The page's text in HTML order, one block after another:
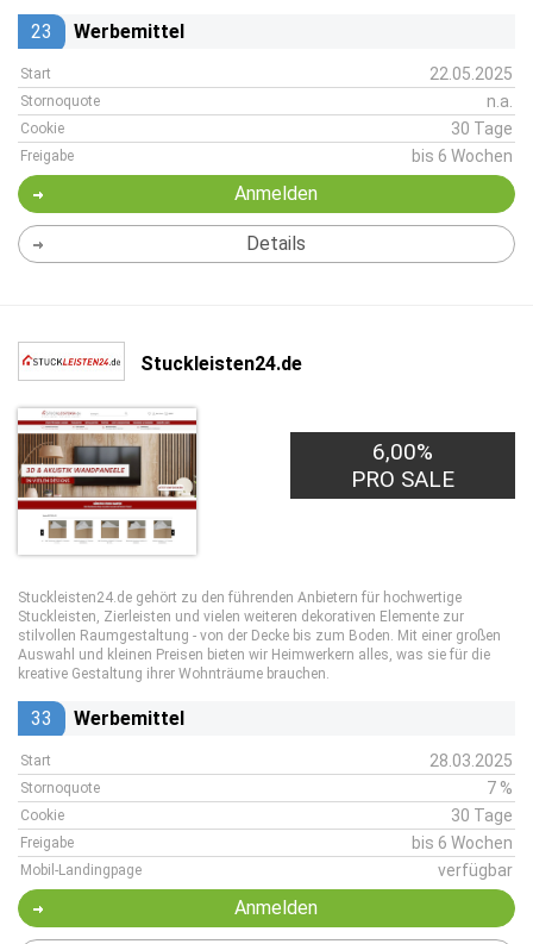
23 Werbemittel
Start 22.05.2025
Stornoquote n.a.
Cookie 30 Tage
Freigabe bis 6 Wochen
Anmelden
Details
Stuckleisten24.de
6,00%
PRO SALE
Stuckleisten24.de gehört zu den führenden Anbietern für hochwertige
Stuckleisten, Zierleisten und vielen weiteren dekorativen Elemente zur
stilvollen Raumgestaltung - von der Decke bis zum Boden. Mit einer großen
Auswahl und kleinen Preisen bieten wir Heimwerkern alles, was sie für die
kreative Gestaltung ihrer Wohnträume brauchen.
33 Werbemittel
Start 28.03.2025
Stornoquote 7 %
Cookie 30 Tage
Freigabe bis 6 Wochen
Mobil-Landingpage verfügbar
Anmelden